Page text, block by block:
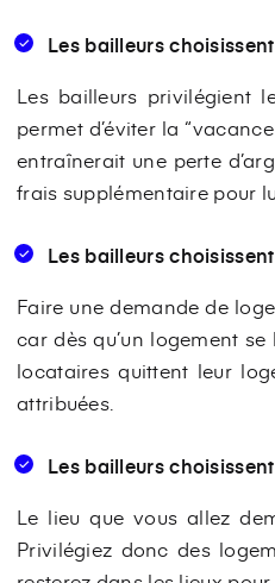
Les bailleurs
Les bailleurs privilégient
permet d’éviter la
entraînerait une perte
frais supplémentaire pour
Lesbailleurs
Faire une demande de
car dès qu’un logement
locataires quittent leur
attribuées.
Les bailleurs
Le lieu que vous allez
Privilégiez donc des